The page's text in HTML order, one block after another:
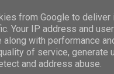
from Google to
Your IP address and
along with performance
of service, generate
and address abuse.